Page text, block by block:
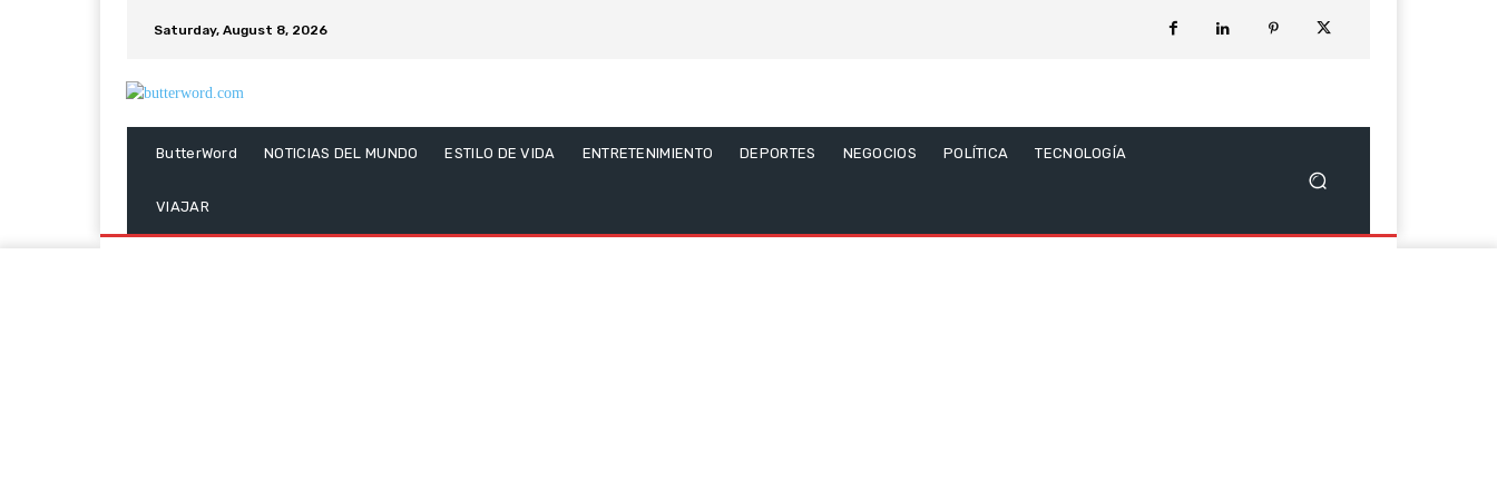
Saturday, August 8, 2026
ButterWord NOTICIAS DEL MUNDO ESTILO DE VIDA ENTRETENIMIENTO DEPORTES NEGOCIOS POLÍTICA TECNOLOGÍA
VIAJAR